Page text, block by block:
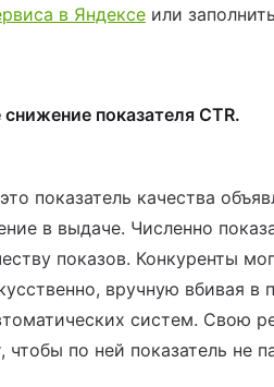
в Яндексеили заполнить
показателя CTR.
показатель качества
в выдаче. Численно
показов. Конкуренты
вручную вбивая
систем. Свою
чтобы по ней показатель не